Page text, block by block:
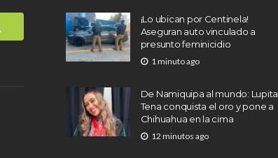
¡Lo ubican por Centinela!
Aseguran auto vinculado a
presunto feminicidio
1 minuto ago
De Namiquipa al mundo: Lupita
Tena conquista el oro y pone a
Chihuahua en la cima
12 minutos ago